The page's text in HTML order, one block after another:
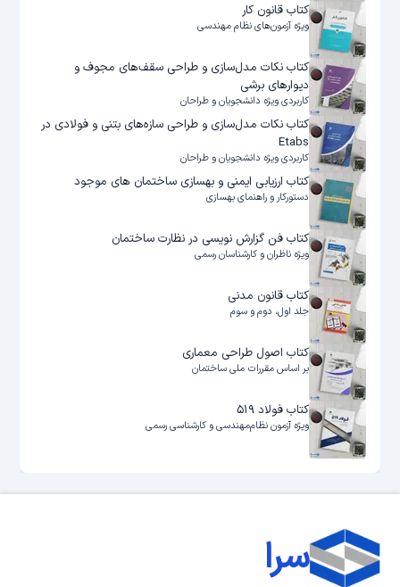
کتاب قانون کار
ویژه آزمون‌های نظام مهندسی
کتاب نکات مدل‌سازی و طراحی سقف‌های مجوف و
دیوارهای برشی
کاربردی ویژه دانشجویان و طراحان
کتاب نکات مدل‌سازی و طراحی سازه‌های بتنی و فولادی در
Etabs
کاربردی ویژه دانشجویان و طراحان
کتاب ارزیابی ایمنی و بهسازی ساختمان های موجود
دستورکار و راهنمای بهسازی
کتاب فن گزارش نویسی در نظارت ساختمان
ویژه ناظران و کارشناسان رسمی
کتاب قانون مدنی
جلد اول، دوم و سوم
کتاب اصول طراحی معماری
بر اساس مقررات ملی ساختمان
کتاب فولاد ۵۱۹
ویژه آزمون نظام‌مهندسی و کارشناسی رسمی
سرا